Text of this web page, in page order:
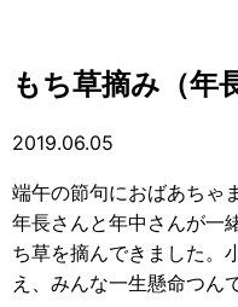
もち草摘み（年
2019.06.05
端午の節句におばあちゃ
年長さんと年中さんが一
ち草を摘んできました。
え、みんな一生懸命つん